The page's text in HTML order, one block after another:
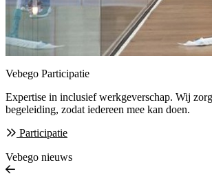
Vebego Participatie
Expertise in inclusief werkgeverschap. Wij
begeleiding, zodat iedereen mee kan doen.
Participatie
Vebego nieuws